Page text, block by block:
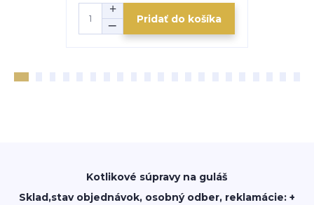
Pridať do košíka
Kotlikové súpravy na guláš
Sklad,stav objednávok, osobný odber, reklamácie: +